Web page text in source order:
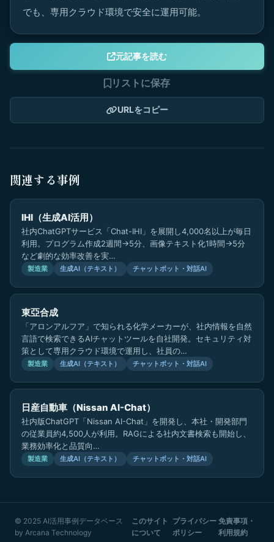
でも、専用クラウド環境で安全に運用可能。
元記事を読む
リストに保存
URLをコピー
関連する事例
IHI（生成AI活用）
社内ChatGPTサービス「Chat-IHI」を展開し4,000名以上が毎日
利用。プログラム作成2週間→5分、画像テキスト化1時間→5分
など劇的な効率改善を実…
製造業 生成AI（テキスト） チャットボット・対話AI
東亞合成
「アロンアルフア」で知られる化学メーカーが、社内情報を自然
言語で検索できるAIチャットツールを自社開発。セキュリティ対
策として専用クラウド環境で運用し、社員の…
製造業 生成AI（テキスト） チャットボット・対話AI
日産自動車（Nissan AI-Chat）
社内版ChatGPT「Nissan AI-Chat」を開発し、本社・開発部門
の従業員約4,500人が利用。RAGによる社内文書検索も開始し、
業務効率化と品質向…
製造業 生成AI（テキスト） チャットボット・対話AI
© 2025 AI活用事例データベース
by Arcana Technology
このサイト
について
プライバシー
ポリシー
免責事項・
利用規約